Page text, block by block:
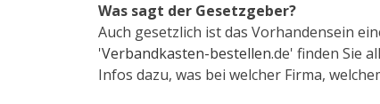
Was sagt der Gesetzgeber?
Auch gesetzlich ist das Vorhandensein
'Verbandkasten-bestellen.de' finden Sie
Infos dazu, was bei welcher Firma,